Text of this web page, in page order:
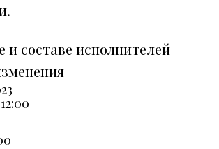
и составе исполнителей
12:00